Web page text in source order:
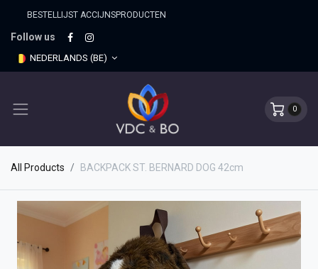
BESTELLIJST ACCIJNSPRO​DUCTEN
Follow us
NEDERLANDS (BE)
0
All Products BACKPACK ST. BERNARD DOG 42cm